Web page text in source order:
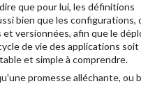
que pour lui, les définitions
bien que les configurations,
versionnées, afin que le
de vie des applications soit
et simple à comprendre.
promesse alléchante, ou